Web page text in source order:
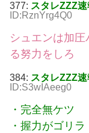
377: スタレZZZ速
ID:RznYrg4Q0
シュエンは加圧
る努力をしろ
384: スタレZZZ速
ID:S3wIAeeg0
・完全無ケツ
・握力がゴリラ